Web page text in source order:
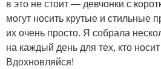
в это не стоит — девчонки с
могут носить крутые и стильные
их очень просто. Я собрала
на каждый день для тех, кто
Вдохновляйся!